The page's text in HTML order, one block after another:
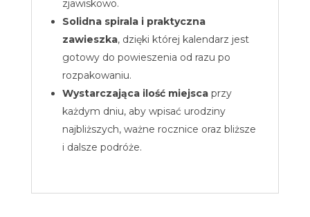
zjawiskowo.
Solidna spirala i praktyczna
zawieszka, dzięki której kalendarz jest
gotowy do powieszenia od razu po
rozpakowaniu.
Wystarczająca ilość miejscaprzy
każdym dniu, aby wpisać urodziny
najbliższych, ważne rocznice oraz bliższe
i dalsze podróże.